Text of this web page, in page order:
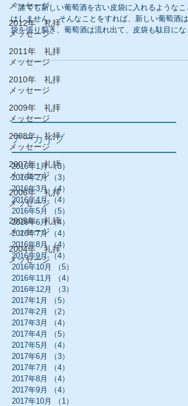
メッセージ
2012年 礼拝
メッセージ
2011年 礼拝
メッセージ
2010年 礼拝
メッセージ
2009年 礼拝
メッセージ
2008年 礼拝
メッセージ
2007年 礼拝
メッセージ
2006年 礼拝
メッセージ
2005年 礼拝
メッセージ
2004年 礼拝
メッセージ
『誰でも新しい葡萄酒を古い皮袋に入れるようなこ
はしません。 そんなことをすれば、新しい葡萄酒は
袋を張り裂き、葡萄酒は流れ出て、皮袋も駄目にな
発酵力は凄まじい。 酵母菌の激しい活動に対して古
皮袋は耐えることが出来ない...
アーカイブ
2016年1月 （3）
2016年2月
（3）
2016年3月 （4）
2016年4月
（4）
2016年5月
（5）
2016年6月 （4）
2016年7月
（4）
2016年8月 （4）
2016年9月 （4）
2016年10月
（5）
2016年11月
（4）
2016年12月
（3）
2017年1月
（5）
2017年2月
（2）
2017年3月
（4）
2017年4月
（5）
2017年5月
（4）
2017年6月
（3）
2017年7月
（4）
2017年8月
（4）
2017年9月
（4）
2017年10月
（1）